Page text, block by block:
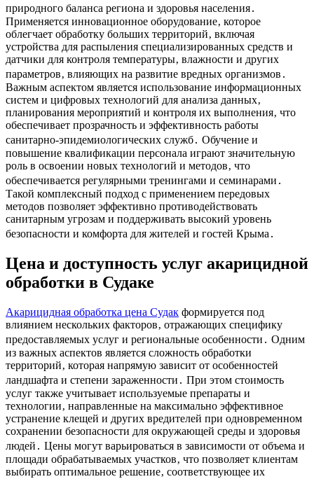
природного баланса региона и здоровья населения․
Применяется инновационное оборудование‚ которое
облегчает обработку больших территорий‚ включая
устройства для распыления специализированных средств и
датчики для контроля температуры‚ влажности и других
параметров‚ влияющих на развитие вредных организмов․
Важным аспектом является использование информационных
систем и цифровых технологий для анализа данных‚
планирования мероприятий и контроля их выполнения‚ что
обеспечивает прозрачность и эффективность работы
санитарно-эпидемиологических служб․ Обучение и
повышение квалификации персонала играют значительную
роль в освоении новых технологий и методов‚ что
обеспечивается регулярными тренингами и семинарами․
Такой комплексный подход с применением передовых
методов позволяет эффективно противодействовать
санитарным угрозам и поддерживать высокий уровень
безопасности и комфорта для жителей и гостей Крыма․
Цена и доступность услуг акарицидной
обработки в Судаке
Акарицидная обработка цена Судак формируется под
влиянием нескольких факторов‚ отражающих специфику
предоставляемых услуг и региональные особенности․ Одним
из важных аспектов является сложность обработки
территорий‚ которая напрямую зависит от особенностей
ландшафта и степени зараженности․ При этом стоимость
услуг также учитывает используемые препараты и
технологии‚ направленные на максимально эффективное
устранение клещей и других вредителей при одновременном
сохранении безопасности для окружающей среды и здоровья
людей․ Цены могут варьироваться в зависимости от объема и
площади обрабатываемых участков‚ что позволяет клиентам
выбирать оптимальное решение‚ соответствующее их